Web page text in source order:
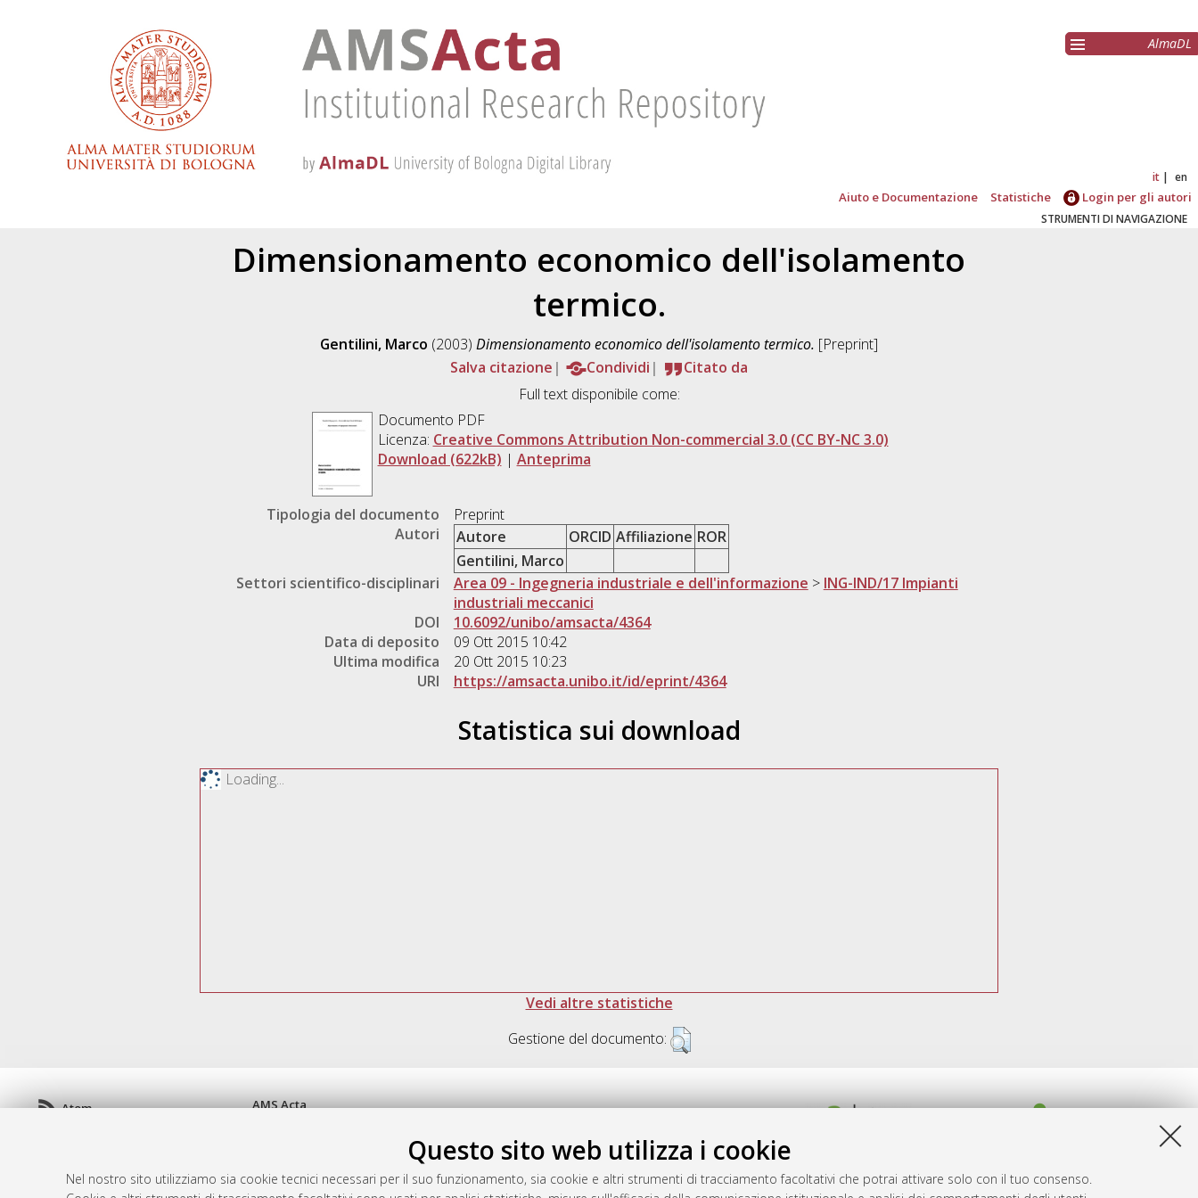
Questo sito web utilizza i cookie
Nel nostro sito utilizziamo sia cookie tecnici necessari per il suo funzionamento, sia cookie e altri strumenti di tracciamento facoltativi che potrai attivare solo con il tuo consenso.
AlmaDL
it en
Aiuto e Documentazione Statistiche Login per gli autori
STRUMENTI DI NAVIGAZIONE
Dimensionamento economico dell'isolamento
termico.
Gentilini, Marco (2003) Dimensionamento economico dell'isolamento termico. [Preprint]
Salva citazione
Condividi
Citato da
Full text disponibile come:
Documento PDF
Licenza: Creative Commons Attribution Non-commercial 3.0 (CC BY-NC 3.0)
Download (622kB) | Anteprima
Tipologia del documento
Preprint
Autori
Autore ORCID Affiliazione ROR
Gentilini, Marco
Settori scientifico-disciplinari
Area 09 - Ingegneria industriale e dell'informazione > ING-IND/17 Impianti
industriali meccanici
DOI
10.6092/unibo/amsacta/4364
Data di deposito
09 Ott 2015 10:42
Ultima modifica
20 Ott 2015 10:23
URI
https://amsacta.unibo.it/id/eprint/4364
Statistica sui download
Loading...
Vedi altre statistiche
Gestione del documento:
Atom
AMS Acta
doi.org/10.17616/R3P19R
Servizio implementato e gestito da
AlmaDL
Impostazioni Cookie